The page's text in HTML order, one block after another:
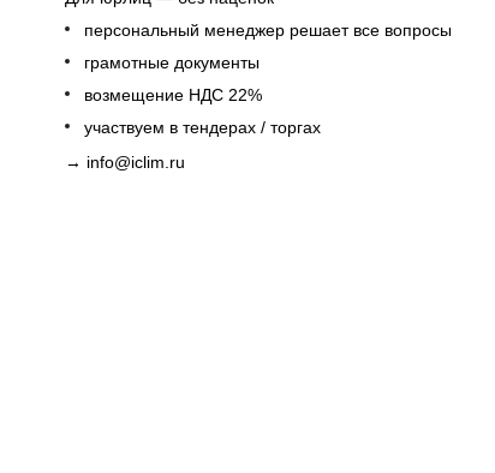
персональный менеджер решает все вопросы
грамотные документы
возмещение НДС 22%
участвуем в тендерах / торгах
→ info@iclim.ru